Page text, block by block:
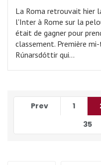
La Roma retrouvait hier
l'Inter à Rome sur la
était de gagner pour
classement. Première
Rúnarsdóttir qui…
Prev 1
35